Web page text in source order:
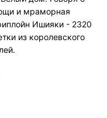
и мраморная
Ишияки - 2320
из королевского